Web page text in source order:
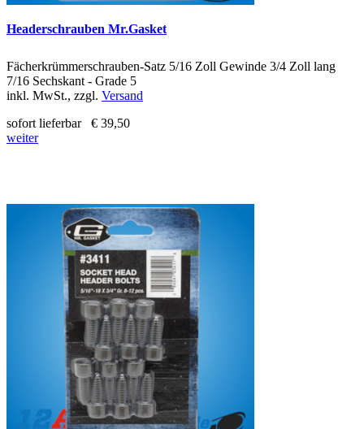
Headerschrauben Mr.Gasket
Fächerkrümmerschrauben-Satz 5/16 Zoll Gewinde 3/4 Zoll lang
7/16 Sechskant - Grade 5
inkl. MwSt., zzgl. Versand
sofort lieferbar
€ 39,50
weiter